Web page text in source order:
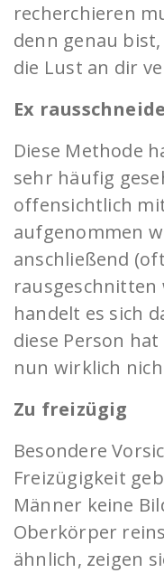
recherchieren
denn genau
die Lust an dir
Ex
Diese Methode
sehr häufig
offensichtlich
aufgenommen
anschließend
rausgeschnitten
handelt es sich
diese Person
nun wirklich
Zu freizügig
Besondere
Freizügigkeit
Männer keine
Oberkörper
ähnlich, zeigen